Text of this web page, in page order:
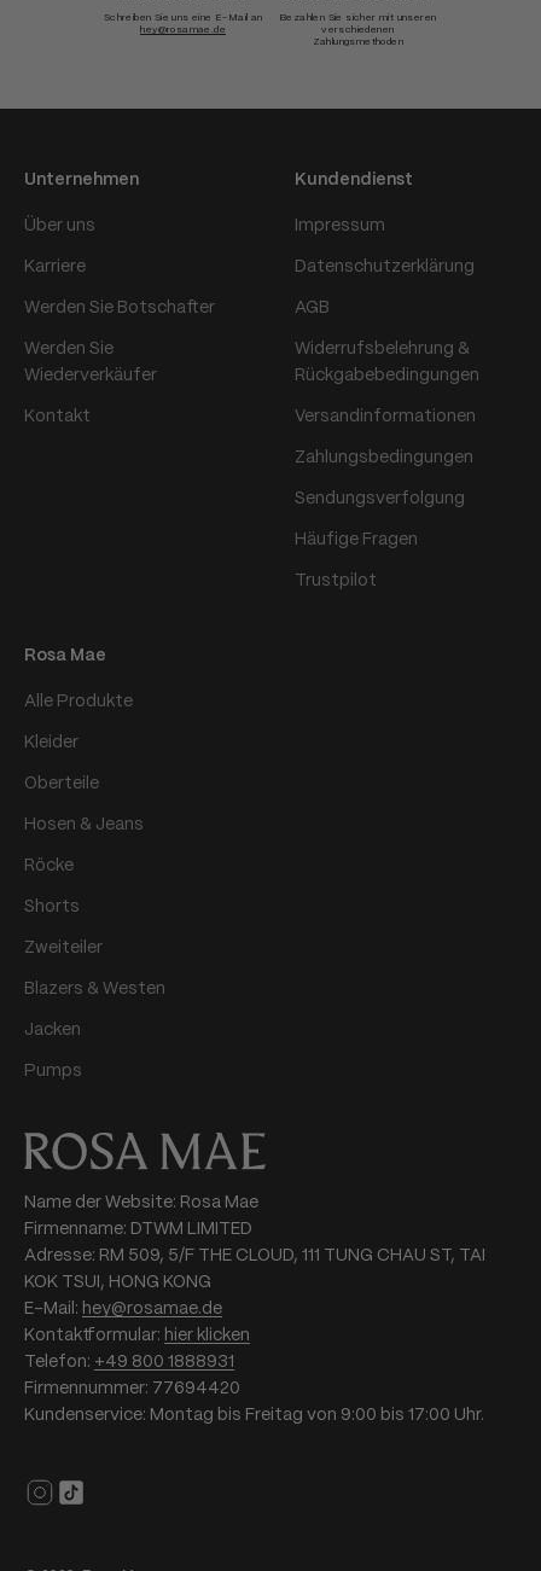
Schreiben Sie uns eine E-Mail an
hey@rosamae.de
Bezahlen Sie sicher mit unseren
verschiedenen
Zahlungsmethoden
Unternehmen
Über uns
Karriere
Werden Sie Botschafter
Werden Sie
Wiederverkäufer
Kontakt
Kundendienst
Impressum
Datenschutzerklärung
AGB
Widerrufsbelehrung &
Rückgabebedingungen
Versandinformationen
Zahlungsbedingungen
Sendungsverfolgung
Häufige Fragen
Trustpilot
Rosa Mae
Alle Produkte
Kleider
Oberteile
Hosen & Jeans
Röcke
Shorts
Zweiteiler
Blazers & Westen
Jacken
Pumps
Name der Website: Rosa Mae
Firmenname: DTWM LIMITED
Adresse: RM 509, 5/F THE CLOUD, 111 TUNG CHAU ST, TAI
KOK TSUI, HONG KONG
E-Mail: hey@rosamae.de
Kontaktformular: hier klicken
Telefon: +49 800 1888931
Firmennummer: 77694420
Kundenservice: Montag bis Freitag von 9:00 bis 17:00 Uhr.